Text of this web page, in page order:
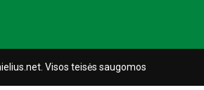
Visos teisės saugomos